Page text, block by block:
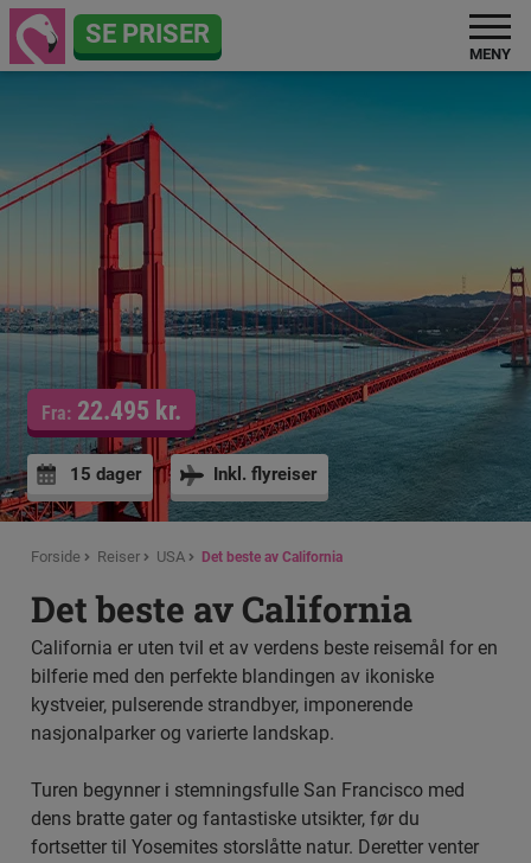
SE PRISER
MENY
Fra: 22.495 kr.
15 dager Inkl. flyreiser
Forside Reiser USA Det beste av California
Det beste av California
California er uten tvil et av verdens beste reisemål for en
bilferie med den perfekte blandingen av ikoniske
kystveier, pulserende strandbyer, imponerende
nasjonalparker og varierte landskap.
Turen begynner i stemningsfulle San Francisco med
dens bratte gater og fantastiske utsikter, før du
fortsetter til Yosemites storslåtte natur. Deretter venter